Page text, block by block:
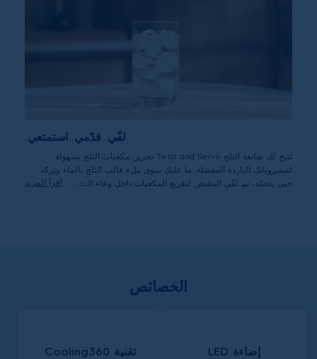
لفّي. قدّمي. استمتعي.
تُتيح لكِ صانعة الثلج Twist and Serve تخزين مكعبات الثلج بسهولة
لمشروباتكِ الباردة المفضلة. ما عليكِ سوى ملء قالب الثلج بالماء وتركه
حتى يتجمّد، ثم لفّي المقبض لتفريغ المكعبات داخل وعاء التخزين. إنه الحل
أقرأ المزيد
الخصائص
إضاءة LED تقنية Cooling360